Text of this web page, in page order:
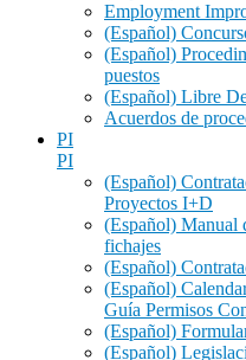
Employment
(Español)
(Español)
puestos
(Español) Libre
Acuerdos de
PI
PI
(Español)
Proyectos I+D
(Español) Manual
fichajes
(Español)
(Español)
Guía Permisos
(Español)
(Español)